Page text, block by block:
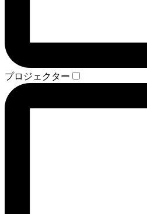
プロジェクター